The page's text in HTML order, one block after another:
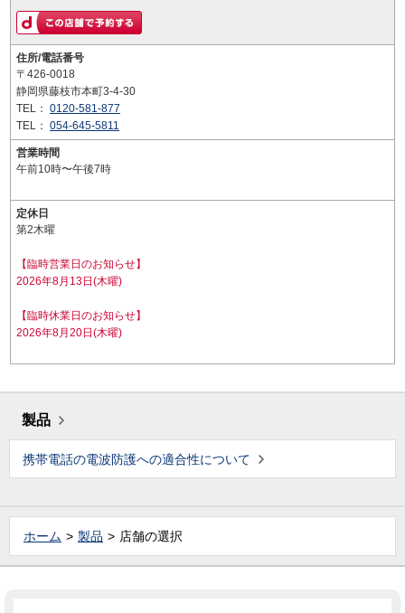
住所/電話番号
〒426-0018
静岡県藤枝市本町3-4-30
TEL： 0120-581-877
TEL： 054-645-5811
営業時間
午前10時〜午後7時
定休日
第2木曜
【臨時営業日のお知らせ】
2026年8月13日(木曜)
【臨時休業日のお知らせ】
2026年8月20日(木曜)
製品
携帯電話の電波防護への適合性について
ホーム 製品 店舗の選択